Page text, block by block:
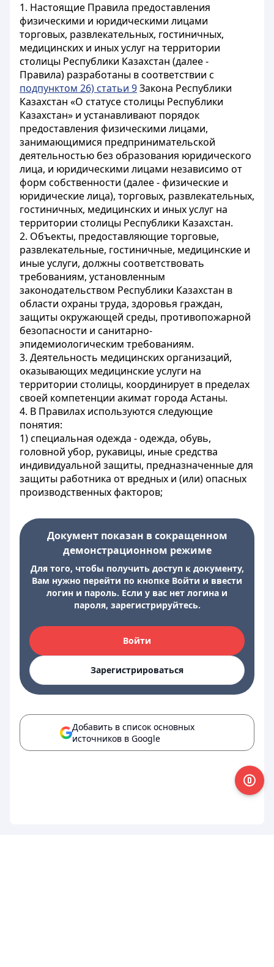
1. Настоящие Правила предоставления
физическими и юридическими лицами
торговых, развлекательных, гостиничных,
медицинских и иных услуг на территории
столицы Республики Казахстан (далее -
Правила) разработаны в соответствии с
подпунктом 26) статьи 9Закона Республики
Казахстан «О статусе столицы Республики
Казахстан» и устанавливают порядок
предоставления физическими лицами,
занимающимися предпринимательской
деятельностью без образования юридического
лица, и юридическими лицами независимо от
форм собственности (далее - физические и
юридические лица), торговых, развлекательных,
гостиничных, медицинских и иных услуг на
территории столицы Республики Казахстан.
2. Объекты, предоставляющие торговые,
развлекательные, гостиничные, медицинские и
иные услуги, должны соответствовать
требованиям, установленным
законодательством Республики Казахстан в
области охраны труда, здоровья граждан,
защиты окружающей среды, противопожарной
безопасности и санитарно-
эпидемиологическим требованиям.
3. Деятельность медицинских организаций,
оказывающих медицинские услуги на
территории столицы, координирует в пределах
своей компетенции акимат города Астаны.
4. В Правилах используются следующие
понятия:
1) специальная одежда - одежда, обувь,
головной убор, рукавицы, иные средства
индивидуальной защиты, предназначенные для
защиты работника от вредных и (или) опасных
производственных факторов;
Документ показан в сокращенном
демонстрационном режиме
Для того, чтобы получить доступ к документу,
Вам нужно перейти по кнопке Войти и ввести
логин и пароль. Если у вас нет логина и
пароля, зарегистрируйтесь.
Войти
Зарегистрироваться
Добавить в список основных
источников в Google